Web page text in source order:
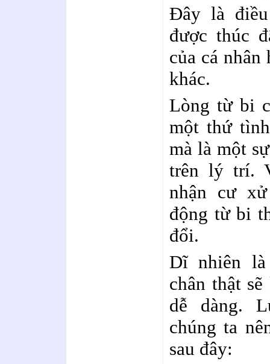
Đây là
được thúc
của cá
khác.
Lòng từ bi
một thứ
mà là một
trên lý trí.
nhận cư
động từ bi
đổi.
Dĩ nhiên
chân thật
dễ dàng.
chúng ta
sau đây: